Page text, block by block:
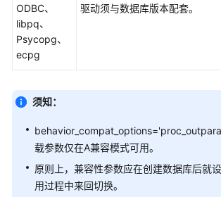
门
用
户
发
指
ODBC、
libpq、
Psycopg、
ecpg
驱动须与数据库版本配套。
须知：
载参数仅在A兼容模式可用。
原则上，兼容性参数应在创建数据库后就
用过程中来回切换。